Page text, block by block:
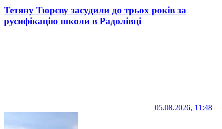
Тетяну Тюрєву засудили до трьох років за
русифікацію школи в Радолівці
05.08.2026, 11:48